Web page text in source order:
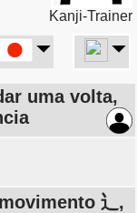
Kanji-Trainer
uma volta,
辶,